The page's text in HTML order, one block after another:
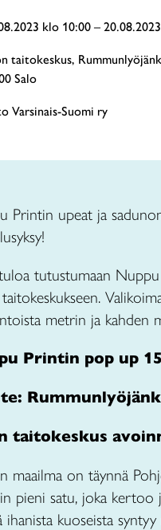
klo 10:00 –
taitokeskus,
Salo
Varsinais-Suomi ry
Printin upeat ja
tutustumaan
metrin ja kahden
Printin pop up
taitokeskus
maailma on täynnä
pieni satu, joka kertoo
ihanista kuoseista